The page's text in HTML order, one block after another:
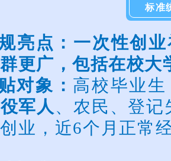
标准
亮点：一次性创
更广，包括在校大
对象： 高校毕业
军人 、农民、登
业，近6个月正常